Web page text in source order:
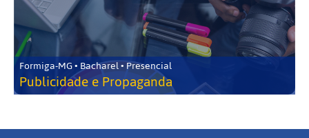
Formiga-MG • Bacharel • Presencial
Publicidade e Propaganda